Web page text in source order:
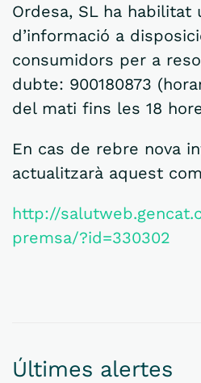
Ordesa, SL ha habilitat
d’informació a
consumidors per a
dubte: 900180873
del mati fins les 18
En cas de rebre nova
actualitzarà aquest
http://
premsa/?id=330302
Últimes alertes